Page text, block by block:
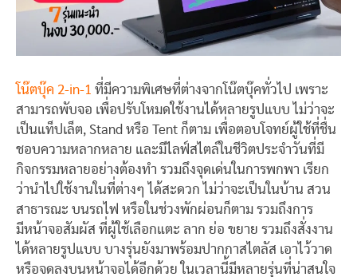
โน๊ตบุ๊ค 2-in-1 ที่มีความพิเศษที่ต่างจากโน๊ตบุ๊คทั่วไป เพราะ
สามารถพับจอ เพื่อปรับโหมดใช้งานได้หลายรูปแบบ ไม่ว่าจะ
เป็นแท็ปเล็ต, Stand หรือ Tent ก็ตาม เพื่อตอบโจทย์ผู้ใช้ที่ชื่น
ชอบความหลากหลาย และมีไลฟ์สไตล์ในชีวิตประจำวันที่มี
กิจกรรมหลายอย่างต้องทำ รวมถึงจุดเด่นในการพกพา เรียก
ว่านำไปใช้งานในที่ต่างๆ ได้สะดวก ไม่ว่าจะเป็นในบ้าน สวน
สาธารณะ บนรถไฟ หรือในช่วงพักผ่อนก็ตาม รวมถึงการ
มีหน้าจอสัมผัส ที่ผู้ใช้เลือกแตะ ลาก ย่อ ขยาย รวมถึงสั่งงาน
ได้หลายรูปแบบ บางรุ่นยังมาพร้อมปากกาสไตลัส เอาไว้วาด
หรือจดลงบนหน้าจอได้อีกด้วย ในเวลานี้มีหลายรุ่นที่น่าสนใจ